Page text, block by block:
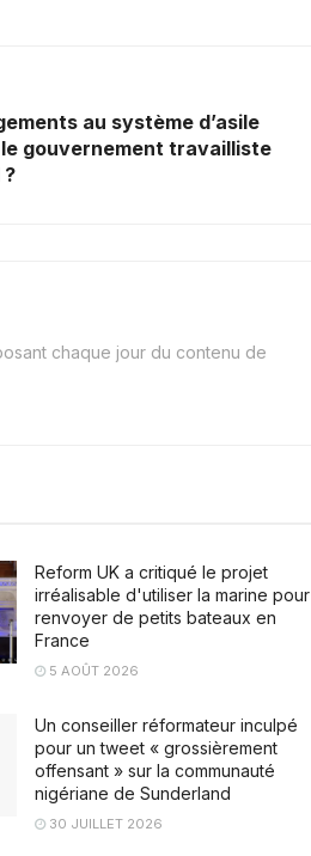
au système d’asile
gouvernement travailliste
chaque jour du contenu de
Reform UK a critiqué le projet
irréalisable d'utiliser la marine pour
renvoyer de petits bateaux en
France
5 AOÛT 2026
Un conseiller réformateur inculpé
pour un tweet « grossièrement
offensant » sur la communauté
nigériane de Sunderland
30 JUILLET 2026